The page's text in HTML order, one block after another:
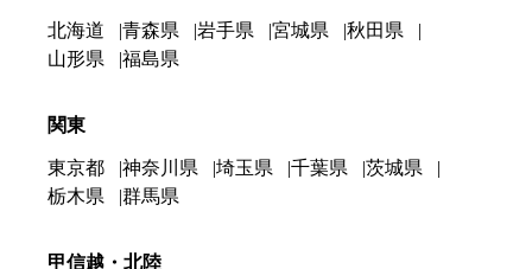
北海道 青森県 岩手県 宮城県
秋田県
山形県
福島県
関東
東京都 神奈川県 埼玉県 千葉県
茨城県
栃木県
群馬県
甲信越・北陸